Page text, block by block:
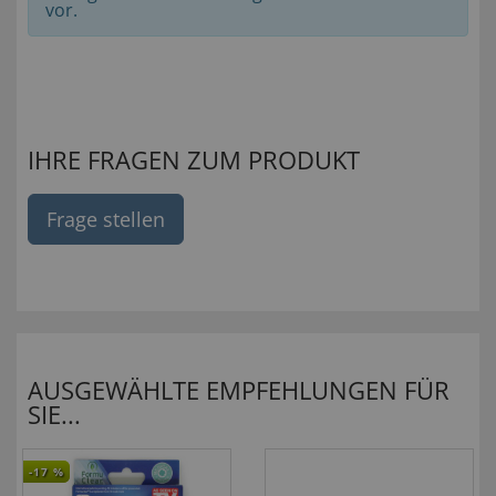
vor.
IHRE FRAGEN ZUM PRODUKT
Frage stellen
AUSGEWÄHLTE EMPFEHLUNGEN FÜR
SIE...
-17 %